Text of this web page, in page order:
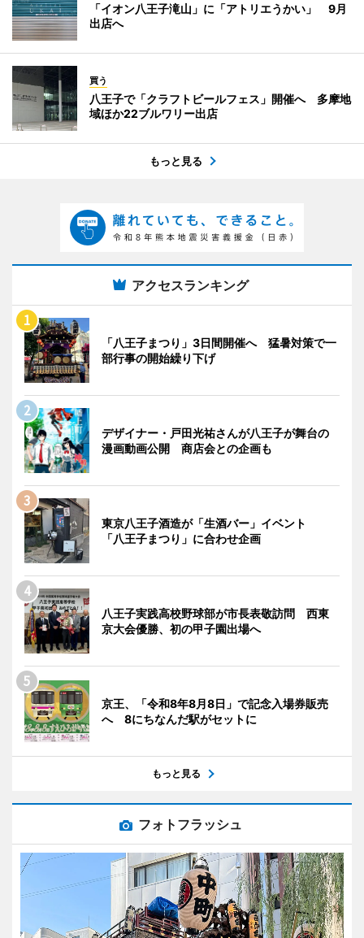
「イオン八王子滝山」に「アトリエうかい」 9月
出店へ
買う
八王子で「クラフトビールフェス」開催へ 多摩地
域ほか22ブルワリー出店
もっと見る
アクセスランキング
「八王子まつり」3日間開催へ 猛暑対策で一
部行事の開始繰り下げ
デザイナー・戸田光祐さんが八王子が舞台の
漫画動画公開 商店会との企画も
東京八王子酒造が「生酒バー」イベント
「八王子まつり」に合わせ企画
八王子実践高校野球部が市長表敬訪問 西東
京大会優勝、初の甲子園出場へ
京王、「令和8年8月8日」で記念入場券販売
へ 8にちなんだ駅がセットに
もっと見る
フォトフラッシュ